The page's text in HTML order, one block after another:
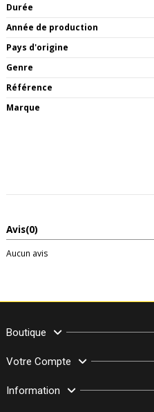
Durée
Année de production
Pays d'origine
Genre
Référence
Marque
Avis(0)
Aucun avis
Boutique
Votre Compte
Information